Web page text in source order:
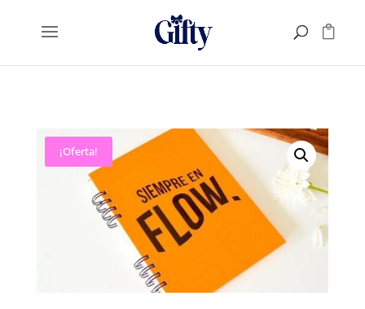
¡Oferta!